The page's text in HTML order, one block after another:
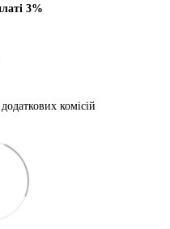
3%
комісій